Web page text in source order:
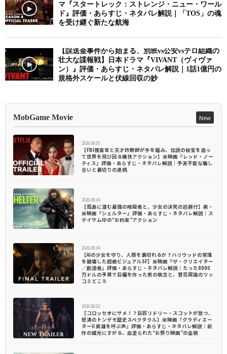
マ『スタートレック：ストレンジ・ニュー・ワール
ド』評価・あらすじ・ネタバレ解説｜「TOS」の魂
を受け継ぐ新たな航海
【誤送金事件から始まる、別班vs公安vsテロ組織の
壮大な諜報戦】日本ドラマ『VIVANT（ヴィヴァ
ン）』評価・あらすじ・ネタバレ解説｜1話1億円の
規格外スケールと伏線回収の妙
MobGame Movie New
2026.08.05
【FBI捜査官と天才詐欺師が手を組み、伝説の秘宝を追っ
て世界を飛び回る痛快アクション】米映画『レッド・ノー
ティス』評価・あらすじ・ネタバレ解説｜予測不能な騙し
合いと裏切りの連続
2026.08.04
【孤島に潜む最強の暗殺者と、少女の決死の逃避行】英・
米映画『シェルター』評価・あらすじ・ネタバレ解説｜ス
テイサム印の“お約束”アクション
2026.08.04
【AIの少女を守り、人類を裏切れるか？ハリウッドの常識
を破壊した超絶ビジュアルSF】米映画『ザ・クリエイター
／創造者』評価・あらすじ・ネタバレ解説｜たった8000
万ドルの予算で巨編を作った男の執念と、賛否両論のツッ
コミどころ
2026.08.03
【コロッセオにサメ！？巨匠リドリー・スコットが放つ、
怒涛のトンデモ歴史スペクタクル】米映画『グラディエー
ターII 英雄を呼ぶ声』評価・あらすじ・ネタバレ解説｜前
作の威光にすがる、血塗られた“お祭り映画”の全貌